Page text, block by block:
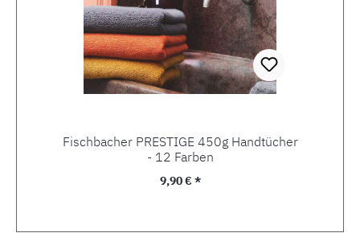
Fischbacher PRESTIGE 450g Handtücher
- 12 Farben
Regulärer Preis:
9,90 € *